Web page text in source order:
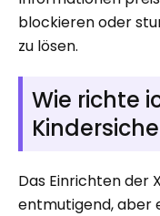
blockieren oder
zu lösen.
Wie richte
Das Einrichten der
entmutigend, aber